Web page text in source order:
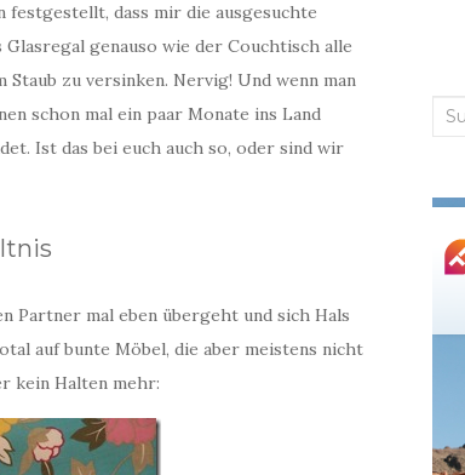
festgestellt, dass mir die ausgesuchte
genauso wie der Couchtisch alle
Staub zu versinken. Nervig! Und wenn man
schon mal ein paar Monate ins Land
Ist das bei euch auch so, oder sind wir
Partner mal eben übergeht und sich Hals
auf bunte Möbel, die aber meistens nicht
kein Halten mehr: